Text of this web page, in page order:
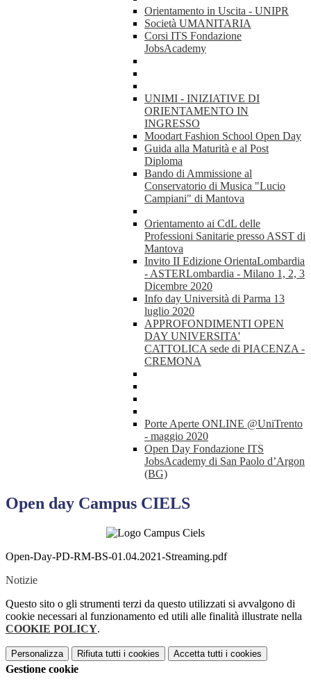
Orientamento in Uscita - UNIPR
Società UMANITARIA
Corsi ITS Fondazione
JobsAcademy
UNIMI - INIZIATIVE DI
ORIENTAMENTO IN
INGRESSO
Moodart Fashion School Open Day
Guida alla Maturità e al Post
Diploma
Bando di Ammissione al
Conservatorio di Musica "Lucio
Campiani" di Mantova
Orientamento ai CdL delle
Professioni Sanitarie presso ASST di
Mantova
Invito II Edizione OrientaLombardia
- ASTERLombardia - Milano 1, 2, 3
Dicembre 2020
Info day Università di Parma 13
luglio 2020
APPROFONDIMENTI OPEN
DAY UNIVERSITA'
CATTOLICA sede di PIACENZA -
CREMONA
Porte Aperte ONLINE @UniTrento
- maggio 2020
Open Day Fondazione ITS
JobsAcademy di San Paolo d’Argon
(BG)
Open day Campus CIELS
Open-Day-PD-RM-BS-01.04.2021-Streaming.pdf
Notizie
Questo sito o gli strumenti terzi da questo utilizzati si avvalgono di
cookie necessari al funzionamento ed utili alle finalità illustrate nella
COOKIE POLICY.
Personalizza Rifiuta tutti i cookies Accetta tutti i cookies
Gestione cookie